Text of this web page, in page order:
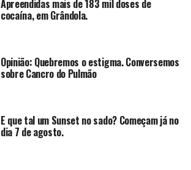
Apreendidas mais de 183 mil doses de
cocaína, em Grândola.
Opinião: Quebremos o estigma. Conversemos
sobre Cancro do Pulmão
E que tal um Sunset no sado? Começam já no
dia 7 de agosto.